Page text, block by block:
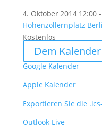
4. Oktober 2014 12:00
Hohenzollernplatz
Kostenlos
Dem
Google Kalender
Apple Kalender
Exportieren Sie die
Outlook-Live